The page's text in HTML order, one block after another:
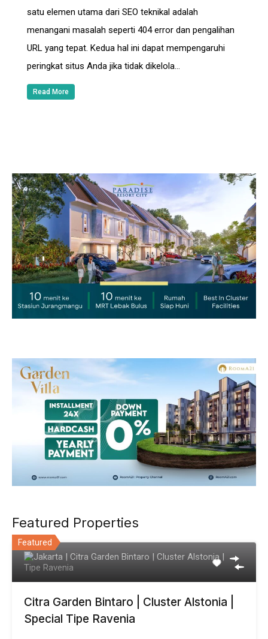
satu elemen utama dari SEO teknikal adalah
menangani masalah seperti 404 error dan pengalihan
URL yang tepat. Kedua hal ini dapat mempengaruhi
peringkat situs Anda jika tidak dikelola…
Read More
Featured Properties
Featured
Citra Garden Bintaro | Cluster Alstonia |
Special Tipe Ravenia